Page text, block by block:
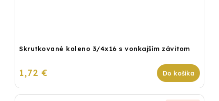
Skrutkované koleno 3/4x16 s vonkajším závitom
1,72 € Do košíka